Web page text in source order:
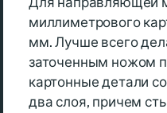
миллиметрового
мм. Лучше всего
заточенным ножом
картонные детали
два слоя, причем